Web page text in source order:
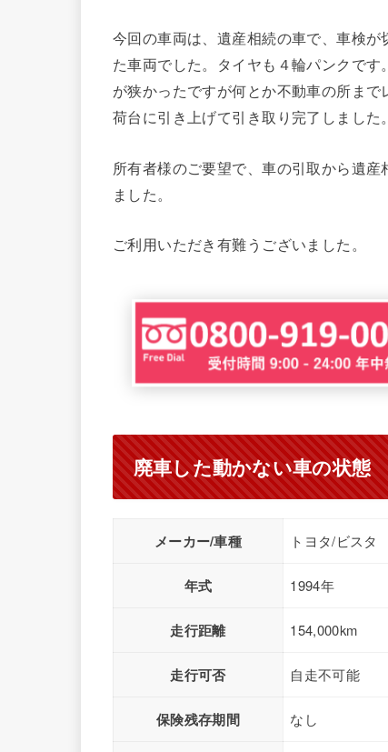
今回の車両は、遺産相続の車で、車検
た車両でした。タイヤも４輪パンクで
が狭かったですが何とか不動車の所ま
荷台に引き上げて引き取り完了しました。
所有者様のご要望で、車の引取から遺
ました。
ご利用いただき有難うございました。
廃車した動かない車の状態
メーカー/車種 トヨタ/ビスタ
年式 1994年
走行距離 154,000km
走行可否 自走不可能
保険残存期間 なし